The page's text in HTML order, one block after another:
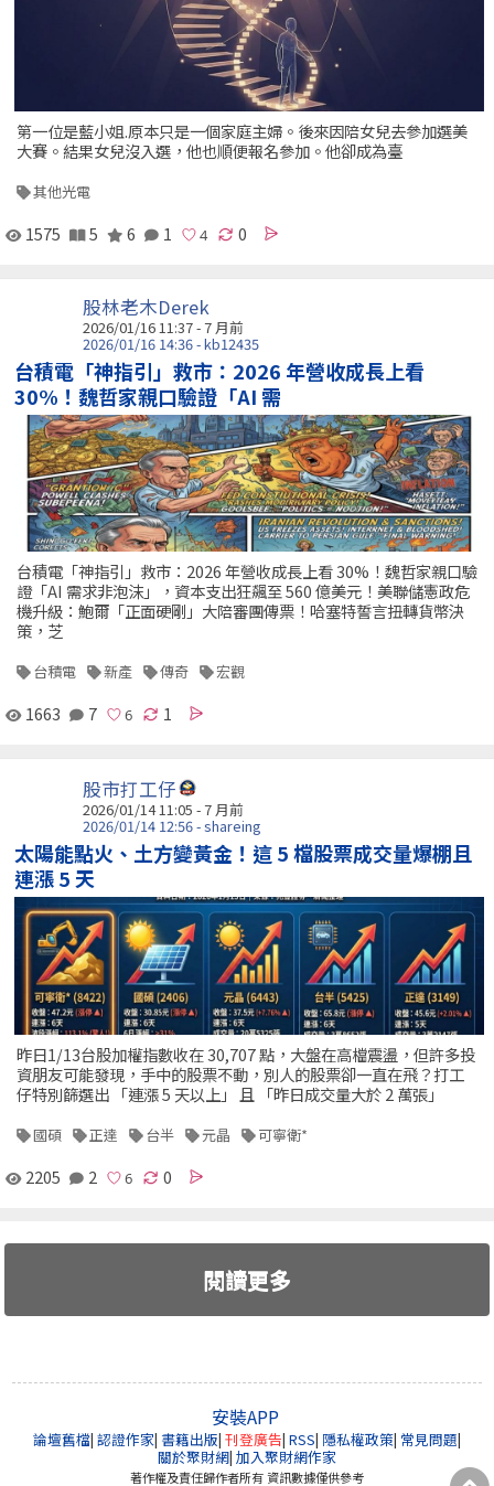
第一位是藍小姐.原本只是一個家庭主婦。後來因陪女兒去參加選美
大賽。結果女兒沒入選，他也順便報名參加。他卻成為臺
其他光電
1575 5 6 1 0
股林老木Derek
2026/01/16 11:37 - 7 月前
2026/01/16 14:36 - kb12435
台積電「神指引」救市：2026 年營收成長上看
30%！魏哲家親口驗證「AI 需
台積電「神指引」救市：2026 年營收成長上看 30%！魏哲家親口驗
證「AI 需求非泡沫」，資本支出狂飆至 560 億美元！美聯儲憲政危
機升級：鮑爾「正面硬剛」大陪審團傳票！哈塞特誓言扭轉貨幣決
策，芝
台積電 新產 傳奇 宏觀
1663 7 1
股市打工仔
2026/01/14 11:05 - 7 月前
2026/01/14 12:56 - shareing
太陽能點火、土方變黃金！這 5 檔股票成交量爆棚且
連漲 5 天
昨日1/13台股加權指數收在 30,707 點，大盤在高檔震盪，但許多投
資朋友可能發現，手中的股票不動，別人的股票卻一直在飛？打工
仔特別篩選出 「連漲 5 天以上」 且 「昨日成交量大於 2 萬張」
國碩 正達 台半 元晶 可寧衛*
2205 2 0
閱讀更多
安裝APP
論壇舊檔| 認證作家| 書籍出版| 刊登廣告| RSS| 隱私權政策| 常見問題|
關於聚財網| 加入聚財網作家
著作權及責任歸作者所有 資訊數據僅供參考